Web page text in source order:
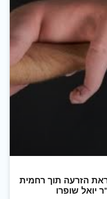
הזרעה תוך רחמית
יואל שופרו